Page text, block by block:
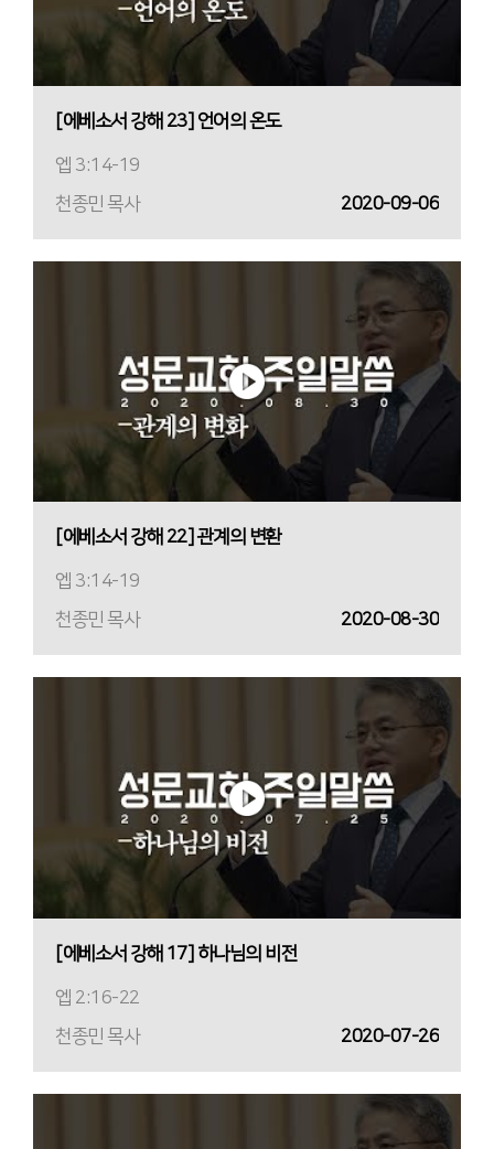
[에베소서 강해 23] 언어의 온도
엡 3:14-19
천종민 목사
2020-09-06
[에베소서 강해 22] 관계의 변환
엡 3:14-19
천종민 목사
2020-08-30
[에베소서 강해 17] 하나님의 비전
엡 2:16-22
천종민 목사
2020-07-26